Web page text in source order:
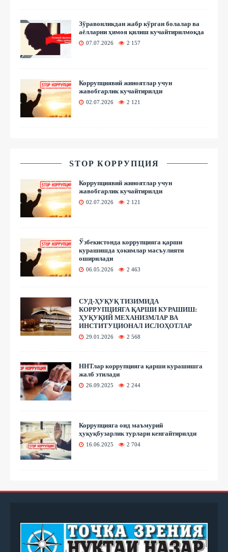
Зўравонликдан жабр кўрган болалар ва
аёлларни ҳимоя қилиш кучайтирилмоқда
07.07.2026 2 157
Коррупциявий жиноятлар учун
жавобгарлик кучайтирилди
02.07.2026 2 121
STOP КОРРУПЦИЯ
Коррупциявий жиноятлар учун
жавобгарлик кучайтирилди
02.07.2026 2 121
Ўзбекистонда коррупцияга қарши
курашишда ҳокимлар масъулияти
оширилади
06.05.2026 2 463
СУД-ҲУҚУҚ ТИЗИМИДА
КОРРУПЦИЯГА ҚАРШИ КУРАШИШ:
ҲУҚУҚИЙ МЕХАНИЗМЛАР ВА
ИНСТИТУЦИОНАЛ ИСЛОҲОТЛАР
29.01.2026 2 568
ННТлар коррупцияга қарши курашишга
жалб этилади
26.09.2025 2 244
Коррупцияга оид маъмурий
ҳуқуқбузарлик турлари кенгайтирилди
16.06.2025 2 704